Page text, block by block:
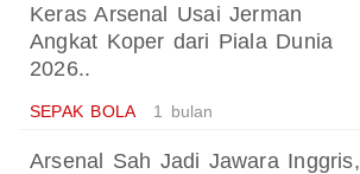
Keras Arsenal Usai Jerman
Angkat Koper dari Piala Dunia
2026..
SEPAK BOLA 1 bulan
Arsenal Sah Jadi Jawara Inggris,